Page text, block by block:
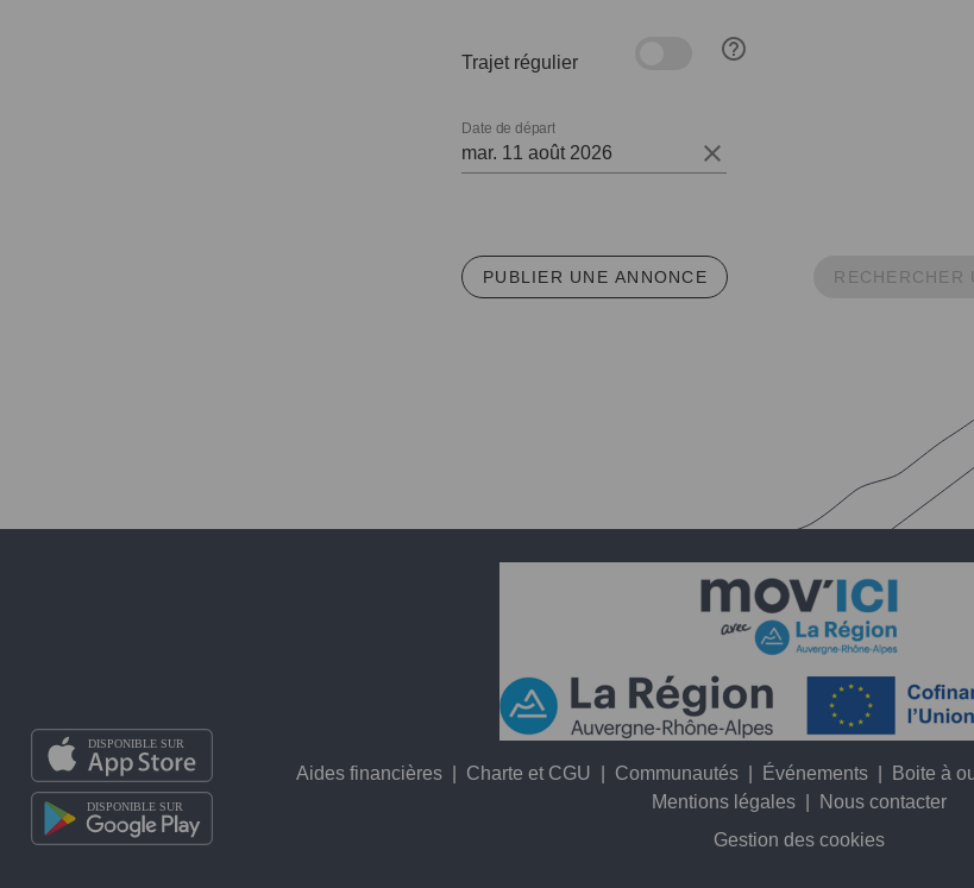
Trajet régulier
Date de départ
PUBLIER UNE ANNONCE RECHERCHER
Aides financières Charte et CGU Communautés Événements Boite à
Mentions légales
Nous contacter
Gestion des cookies